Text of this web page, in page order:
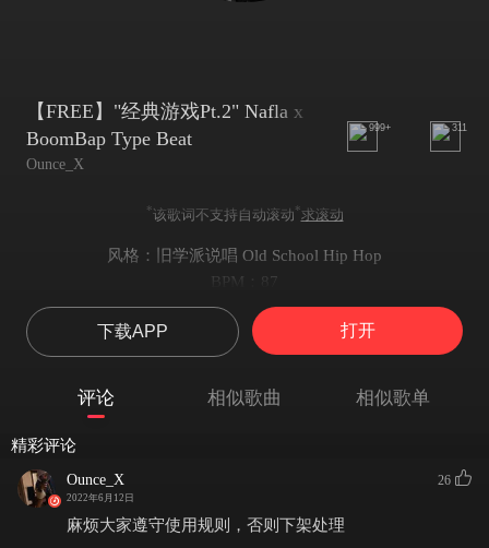
【FREE】"经典游戏Pt.2" Nafla x
BoomBap Type Beat
Ounce_X
999+ 311
*该歌词不支持自动滚动*求滚动
风格：旧学派说唱 Old School Hip Hop
BPM：87
KEY：
-音名：E
-调号：♭
-调式：Major
Beat说明：#关注+评论可获得此伴奏的非商业使用权
1.使用时歌名标注Prod . Xouns且发行歌曲时加上编曲 Xouns
mp3格式仅限发歌网易云，不能自行进行任何修改（加减速升降调，
剪辑等都不可以），
下载APP 打开
评论 相似歌曲 相似歌单
精彩评论
Ounce_X
2022年6月12日
26
麻烦大家遵守使用规则，否则下架处理